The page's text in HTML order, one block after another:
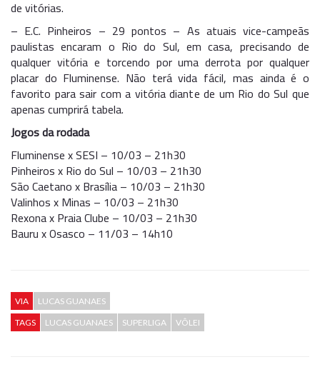
de vitórias.
– E.C. Pinheiros – 29 pontos – As atuais vice-campeãs
paulistas encaram o Rio do Sul, em casa, precisando de
qualquer vitória e torcendo por uma derrota por qualquer
placar do Fluminense. Não terá vida fácil, mas ainda é o
favorito para sair com a vitória diante de um Rio do Sul que
apenas cumprirá tabela.
Jogos da rodada
Fluminense x SESI – 10/03 – 21h30
Pinheiros x Rio do Sul – 10/03 – 21h30
São Caetano x Brasília – 10/03 – 21h30
Valinhos x Minas – 10/03 – 21h30
Rexona x Praia Clube – 10/03 – 21h30
Bauru x Osasco – 11/03 – 14h10
VIA
LUCAS GUANAES
TAGS
LUCAS GUANAES SUPERLIGA VÔLEI